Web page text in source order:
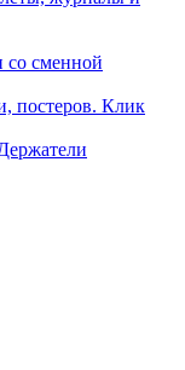
со сменной
постеров. Клик